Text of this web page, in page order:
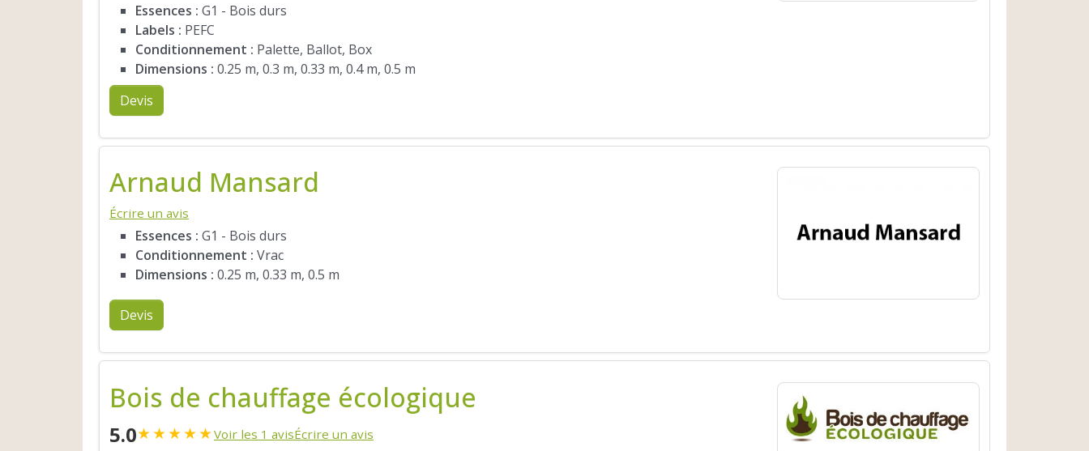
Essences : G1 - Bois durs
Labels : PEFC
Conditionnement : Palette, Ballot, Box
Dimensions : 0.25 m, 0.3 m, 0.33 m, 0.4 m, 0.5 m
Devis
Arnaud Mansard
Écrire un avis
Essences : G1 - Bois durs
Conditionnement : Vrac
Dimensions : 0.25 m, 0.33 m, 0.5 m
Devis
Bois de chauffage écologique
5.0★★★★★Voir les 1 avisÉcrire un avis